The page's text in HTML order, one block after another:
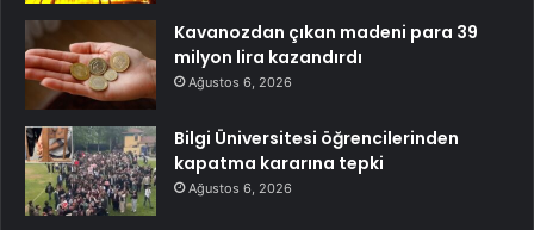
Kavanozdan çıkan madeni para 39
milyon lira kazandırdı
Ağustos 6, 2026
Bilgi Üniversitesi öğrencilerinden
kapatma kararına tepki
Ağustos 6, 2026